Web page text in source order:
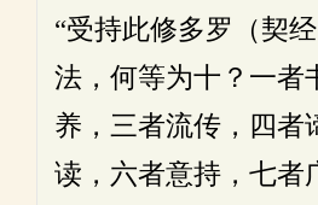
“受持此修多罗（契
法，何等为十？一者
养，三者流传，四者
读，六者意持，七者